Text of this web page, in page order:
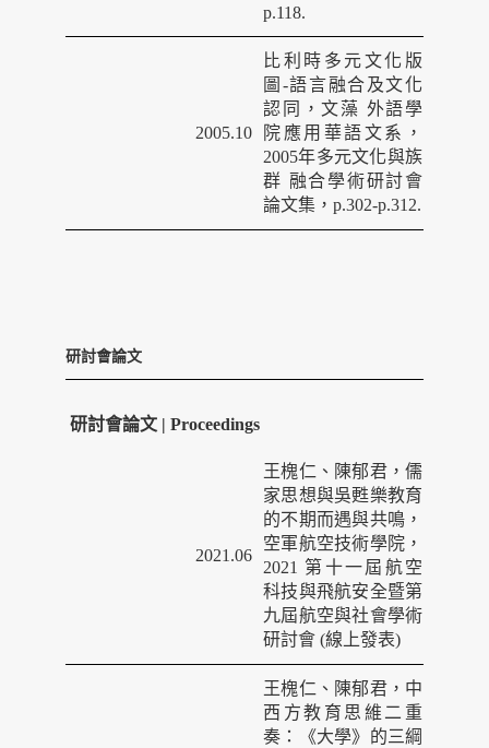
p.118.
2005.10
比利時多元文化版
圖 -語言融合及文化
認同，文藻 外語學
院應用華語文系，
2005年多元文化與族
群 融合學術研討會
論文集， p.302-p.312.
研討會論文
研討會論文 | Proceedings
2021.06
王槐仁、陳郁君，儒
家思想與吳甦樂教育
的不期而遇與共鳴，
空軍航空技術學院，
2021 第十一屆航空
科技與飛航安全暨第
九屆航空與社會學術
研討會 (線上發表)
王槐仁、陳郁君，中
西方教育思維二重
奏：《大學》的三綱